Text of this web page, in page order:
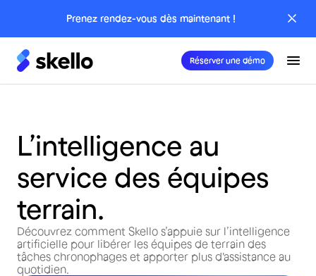
Prenez rendez-vous dès maintenant !
Réserver une démo
L’intelligence au
service des équipes
terrain.
Découvrez comment Skello s’appuie sur l’intelligence
artificielle pour libérer les équipes de terrain des
tâches chronophages et apporter plus d'assistance au
quotidien.